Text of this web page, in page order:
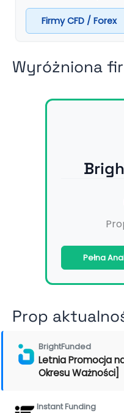
Firmy CFD / Forex
Wyróżniona
Pełna
Prop
BrightFunded
Letnia Promocja
Okresu Ważności]
Instant Funding